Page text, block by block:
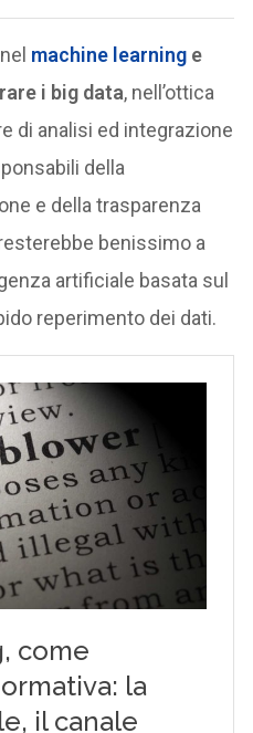
machine learning e
i big data, nell’ottica
di analisi ed integrazione
della
e della trasparenza
benissimo a
artificiale basata sul
reperimento dei dati.